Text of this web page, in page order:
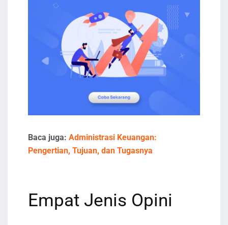
Baca juga: Administrasi Keuangan:
Pengertian, Tujuan, dan Tugasnya
Empat Jenis Opini